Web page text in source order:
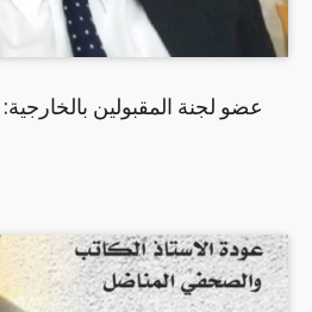
عضو لجنة المقبولين